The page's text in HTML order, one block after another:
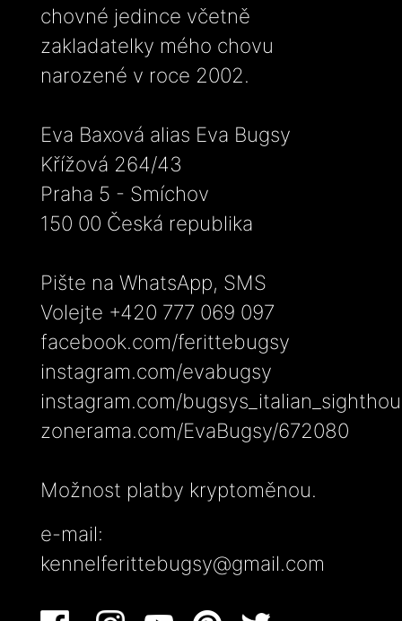
chovné jedince včetně
zakladatelky mého chovu
narozené v roce 2002.
Eva Baxová alias Eva Bugsy
Křížová 264/43
Praha 5 - Smíchov
150 00 Česká republika
Pište na WhatsApp, SMS
Volejte +420 777 069 097
facebook.com/ferittebugsy
instagram.com/evabugsy
instagram.com/
zonerama.com/EvaBugsy/672080
Možnost platby kryptoměnou.
e-mail:
kennelferittebugsy@gmail.com